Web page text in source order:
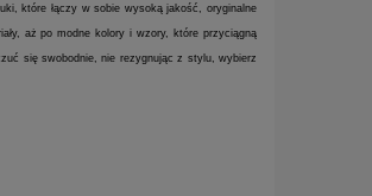
które łączy w sobie wysoką jakość, oryginalne
aż po modne kolory i wzory, które przyciągną
się swobodnie, nie rezygnując z stylu, wybierz